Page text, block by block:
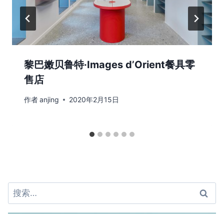
黎巴嫩贝鲁特·Images d’Orient餐具零
售店
作者anjing 2020年2月15日
搜
索：